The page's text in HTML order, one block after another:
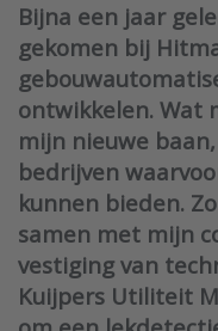
Bijna een jaar
gekomen bij
ontwikkelen. Wat
mijn nieuwe
bedrijven
kunnen bieden.
samen met mijn
vestiging van
Kuijpers Utiliteit